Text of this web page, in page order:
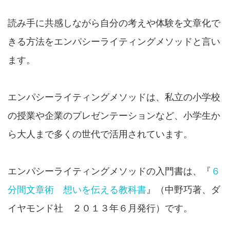
読み手に共感しながら自分の考えや体験を文章化で
きる方法をエンパシーライティングメソッドと言い
ます。
エンパシーライティングメソッドは、私立の小学校
の授業や企業のプレゼンテーションなど、小学生か
ら大人まで多くの世代で活用されています。
エンパシーライティングメソッドの入門書は、『 ６
分間文章術 想いを伝える教科書 』（中野巧著、ダ
イヤモンド社 ２０１３年６月発行）です。